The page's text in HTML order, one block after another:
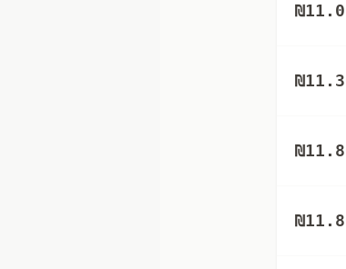
₪
₪
₪
₪